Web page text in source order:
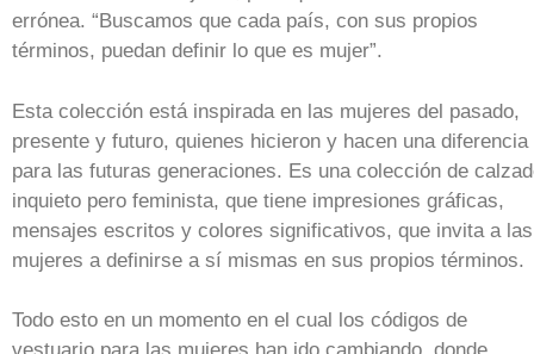
errónea. “Buscamos que cada país, con sus propios
términos, puedan definir lo que es mujer”.
Esta colección está inspirada en las mujeres del pasado,
presente y futuro, quienes hicieron y hacen una diferencia
para las futuras generaciones. Es una colección de
inquieto pero feminista, que tiene impresiones gráficas,
mensajes escritos y colores significativos, que invita a las
mujeres a definirse a sí mismas en sus propios términos.
Todo esto en un momento en el cual los códigos de